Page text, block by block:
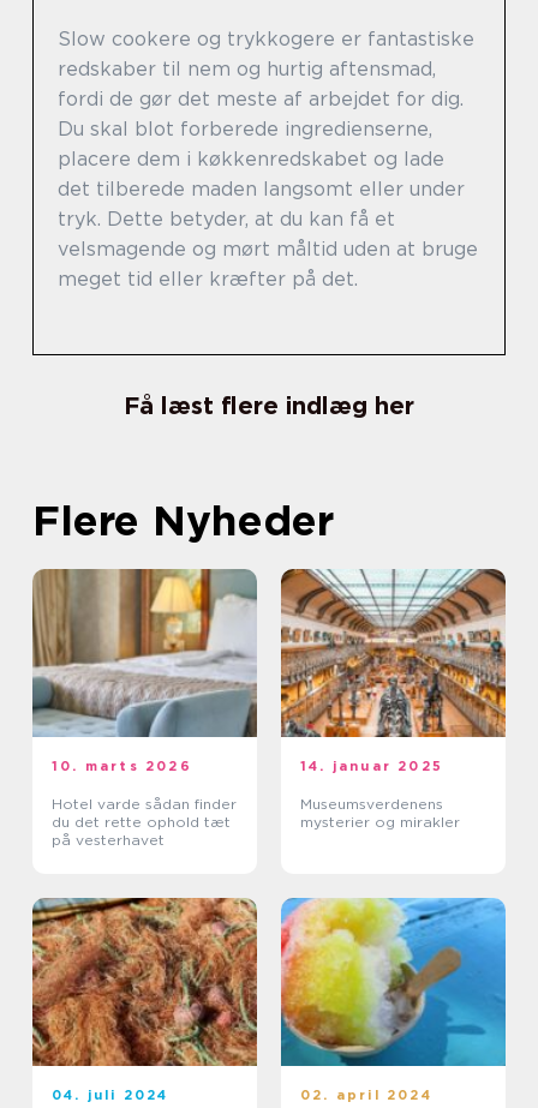
Slow cookere og trykkogere er fantastiske
redskaber til nem og hurtig aftensmad,
fordi de gør det meste af arbejdet for dig.
Du skal blot forberede ingredienserne,
placere dem i køkkenredskabet og lade
det tilberede maden langsomt eller under
tryk. Dette betyder, at du kan få et
velsmagende og mørt måltid uden at bruge
meget tid eller kræfter på det.
Få læst flere indlæg her
Flere Nyheder
10. marts 2026
Hotel varde sådan finder
du det rette ophold tæt
på vesterhavet
14. januar 2025
Museumsverdenens
mysterier og mirakler
04. juli 2024 02. april 2024